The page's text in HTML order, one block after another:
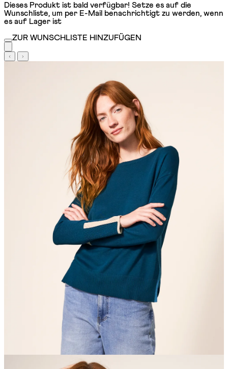
Dieses Produkt ist bald verfügbar! Setze es auf die
Wunschliste, um per E-Mail benachrichtigt zu werden, wenn
es auf Lager ist
ZUR WUNSCHLISTE HINZUFÜGEN